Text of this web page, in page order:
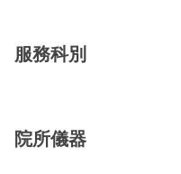
服務科別
院所儀器